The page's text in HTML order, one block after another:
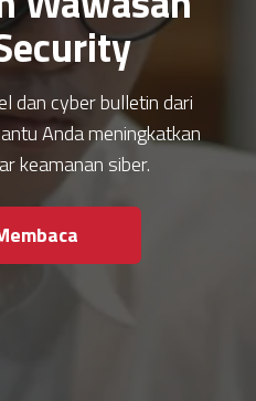
dan cyber bulletin dari
Anda meningkatkan
keamanan siber.